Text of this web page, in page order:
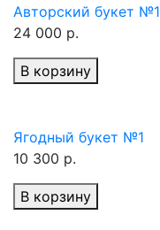
Авторский букет №1
24 000 р.
В корзину
Ягодный букет №1
10 300 р.
В корзину